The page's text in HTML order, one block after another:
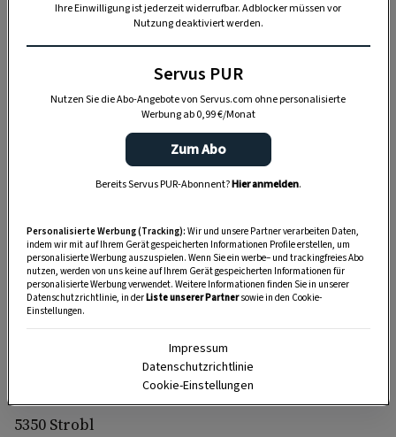
1. Liegewiese für die ganze Familie
Die Liegewiese Felmayer eignet sich ideal für
den vorhandenen Spielgeräten und am
Wasserspielplatz die Zeit vertreiben, Eltern
derweil eine kleine Verschnaufpause im
Restaurant einlegen. An den zahlreichen
Ruhe die Seele baumeln lassen und die
wunderbare Aussicht genießen. Gut zu wissen:
Der Wasserstand zum See hinaus ist hier lange
flach, was vor allem den Kleinen viel Freude
bereitet.
Liegewiese Felmayer
Seestraße 8
5350 Strobl
Ihre Einwilligung ist jederzeit widerrufbar. Adblocker müssen vor
Nutzung deaktiviert werden.
Servus PUR
Nutzen Sie die Abo-Angebote von Servus.com ohne personalisierte
Werbung ab 0,99 €/Monat
Zum Abo
Bereits Servus PUR-Abonnent?Hier anmelden.
Personalisierte Werbung (Tracking): Wir und unsere Partner verarbeiten Daten,
indem wir mit auf Ihrem Gerät gespeicherten Informationen Profile erstellen, um
personalisierte Werbung auszuspielen. Wenn Sie ein werbe– und trackingfreies Abo
nutzen, werden von uns keine auf Ihrem Gerät gespeicherten Informationen für
personalisierte Werbung verwendet. Weitere Informationen finden Sie in unserer
Datenschutzrichtlinie, in derListe unserer Partnersowie in den Cookie-
Einstellungen.
Impressum
Datenschutzrichtlinie
Cookie-Einstellungen